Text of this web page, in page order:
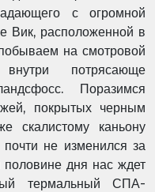
с огромной
Вик, расположенной в
на смотровой
потрясающе
Поразимся
покрытых черным
скалистому каньону
не изменился за
дня нас ждет
термальный СПА-